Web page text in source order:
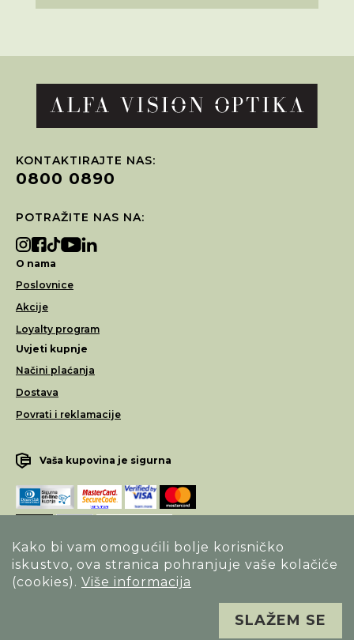
Kako bi vam omogućili bolje korisničko
iskustvo, ova stranica pohranjuje vaše kolačiće
(cookies). Više informacija
SLAŽEM SE
KONTAKTIRAJTE NAS:
0800 0890
POTRAŽITE NAS NA:
O nama
Poslovnice
Akcije
Loyalty program
Uvjeti kupnje
Načini plaćanja
Dostava
Povrati i reklamacije
Vaša kupovina je sigurna
Opći uvjeti poslovanja
Sva prava pridržana. Alfa Vision optika ©